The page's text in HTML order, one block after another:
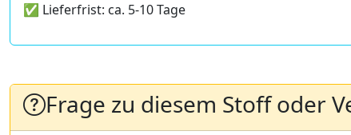
✅ Lieferfrist: ca. 5-10 Tage
Frage zu diesem Stoff oder